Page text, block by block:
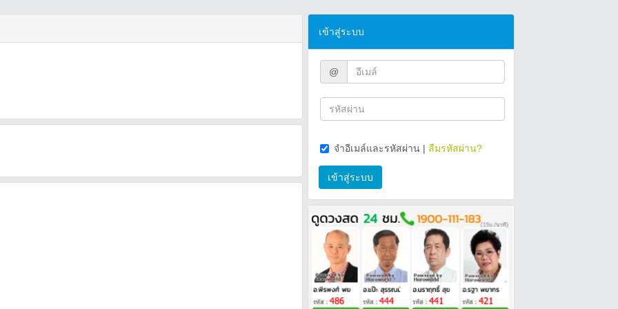
เข้าสู่ระบบ
@
จำอีเมล์และรหัสผ่าน | ลืมรหัสผ่าน?
เข้าสู่ระบบ